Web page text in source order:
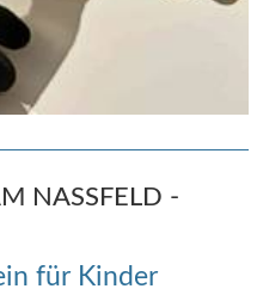
NASSFELD -
für Kinder